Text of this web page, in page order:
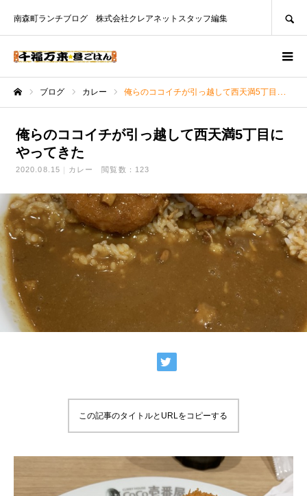
南森町ランチブログ 株式会社クレアネットスタッフ編集
ブログ カレー 俺らのココイチが引っ越して西天満5丁目にやってきた
俺らのココイチが引っ越して西天満5丁目に
やってきた
2020.08.15 カレー 閲覧数：123
この記事のタイトルとURLをコピーする